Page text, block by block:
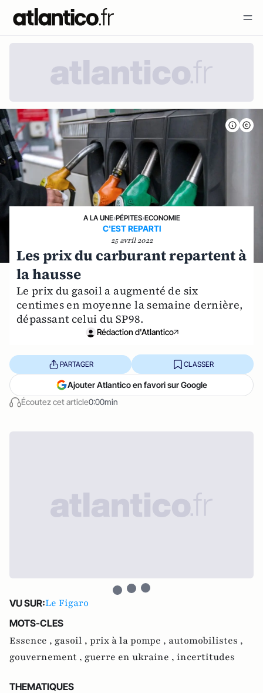
A LA UNE›PÉPITES›ECONOMIE
C'EST REPARTI
25 avril 2022
Les prix du carburant repartent à
la hausse
Le prix du gasoil a augmenté de six
centimes en moyenne la semaine dernière,
dépassant celui du SP98.
Rédaction d'Atlantico
Écoutez cet article0:00min
PARTAGER CLASSER
Ajouter Atlantico en favori sur Google
VU SUR:Le Figaro
MOTS-CLES
Essence , gasoil , prix à la pompe , automobilistes ,
gouvernement , guerre en ukraine , incertitudes
THEMATIQUES